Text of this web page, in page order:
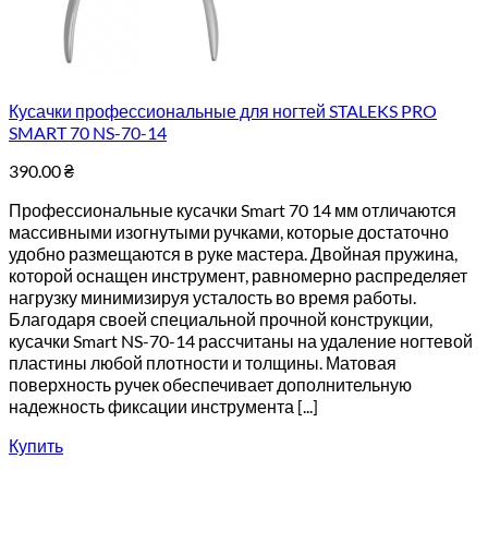
Кусачки профессиональные для ногтей STALEKS PRO
SMART 70 NS-70-14
390.00₴
Профессиональные кусачки Smart 70 14 мм отличаются
массивными изогнутыми ручками, которые достаточно
удобно размещаются в руке мастера. Двойная пружина,
которой оснащен инструмент, равномерно распределяет
нагрузку минимизируя усталость во время работы.
Благодаря своей специальной прочной конструкции,
кусачки Smart NS-70-14 рассчитаны на удаление ногтевой
пластины любой плотности и толщины. Матовая
поверхность ручек обеспечивает дополнительную
надежность фиксации инструмента [...]
Купить